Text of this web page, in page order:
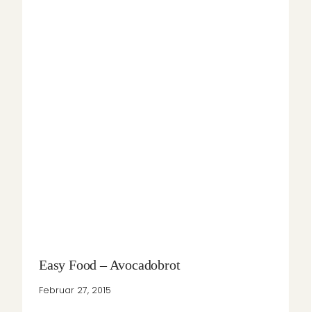
Easy Food – Avocadobrot
Februar 27, 2015